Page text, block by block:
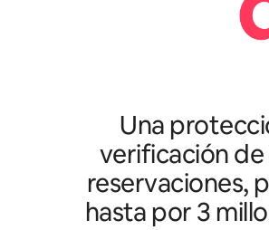
Una
verificación de
reservaciones,
hasta por 3